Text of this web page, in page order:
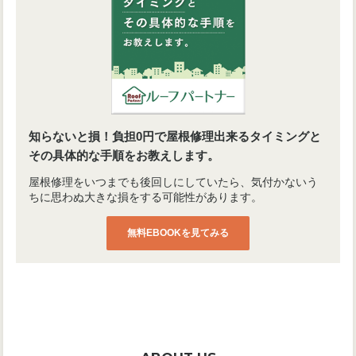
知らないと損！負担0円で屋根修理出来るタイミングと
その具体的な手順をお教えします。
屋根修理をいつまでも後回しにしていたら、気付かないう
ちに思わぬ大きな損をする可能性があります。
無料EBOOKを見てみる